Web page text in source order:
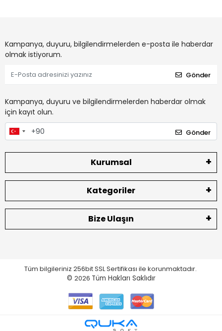
Kampanya, duyuru, bilgilendirmelerden e-posta ile haberdar
olmak istiyorum.
Gönder
Kampanya, duyuru ve bilgilendirmelerden haberdar olmak
için kayıt olun.
Gönder
Kurumsal
Kategoriler
Bize Ulaşın
Tüm bilgileriniz 256bit SSL Sertifikası ile korunmaktadır.
© 2026 Tüm Hakları Saklıdır